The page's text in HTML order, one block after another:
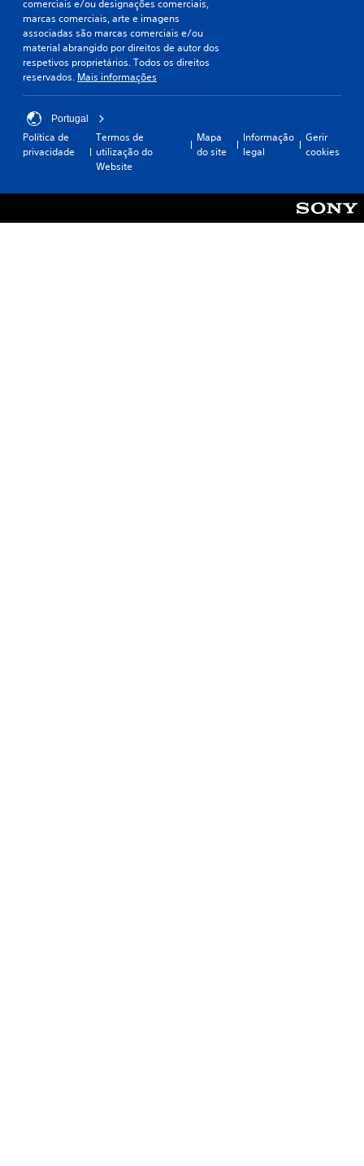
comerciais e/ou designações comerciais,
marcas comerciais, arte e imagens
associadas são marcas comerciais e/ou
material abrangido por direitos de autor dos
respetivos proprietários. Todos os direitos
reservados. Mais informações
Portugal
Política de
privacidade
Termos de
utilização do
Website
Mapa
do site
Informação
legal
Gerir
cookies